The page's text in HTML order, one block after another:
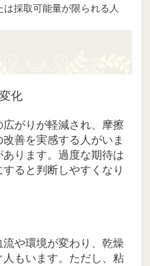
採取可能量が限られる人
化
がりが軽減され、摩擦
善を実感する人がいま
ります。過度な期待は
ると判断しやすくなり
や環境が変わり、乾燥
もいます。ただし、粘